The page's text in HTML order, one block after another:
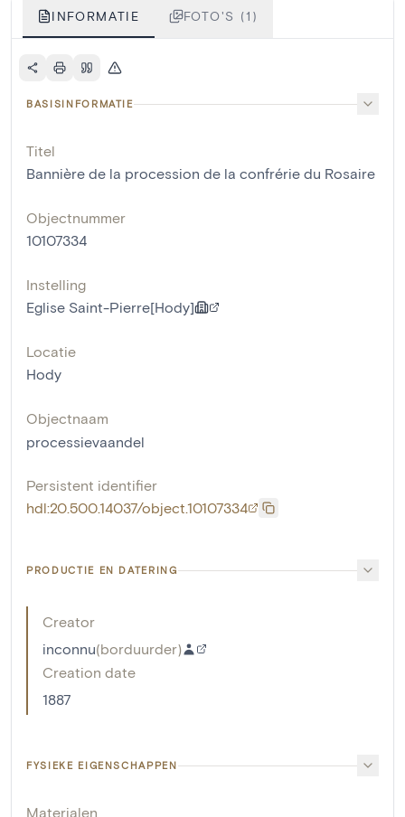
INFORMATIE FOTO'S (1)
BASISINFORMATIE
Titel
Bannière de la procession de la confrérie du Rosaire
Objectnummer
10107334
Instelling
Eglise Saint-Pierre[Hody]
Locatie
Hody
Objectnaam
processievaandel
Persistent identifier
hdl:20.500.14037/object.10107334
PRODUCTIE EN DATERING
Creator
inconnu(borduurder)
Creation date
1887
FYSIEKE EIGENSCHAPPEN
Materialen